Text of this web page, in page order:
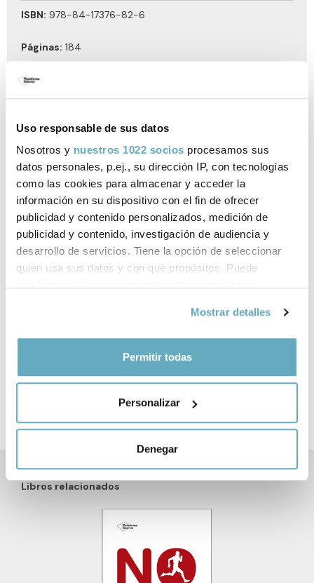
Uso responsable de sus datos
Nosotros y nuestros 1022 socios procesamos sus
datos personales, p.ej., su dirección IP, con tecnologías
como las cookies para almacenar y acceder la
información en su dispositivo con el fin de ofrecer
publicidad y contenido personalizados, medición de
publicidad y contenido, investigación de audiencia y
desarrollo de servicios. Tiene la opción de seleccionar
quién usa sus datos y con qué propósitos. Puede
Si lo permite, también quisiéramos:
geográfica que puede tener una precisión de varios
Identificar su dispositivo analizándolo activamente
datos personales y establezca sus preferencias en la
sección de datos. Puede cambiar o retirar su
consentimiento en cualquier momento en la Declaración
Las cookies de este sitio web se usan para personalizar
Mostrar detalles
Permitir todas
Personalizar
Denegar
ISBN: 978-84-17376-82-6
Páginas: 184
Tema:
Año de publicación: Septiembre 2020
Vídeos relacionados
BBVA Los hábitos de la gente extraodinaria
Libros relacionados